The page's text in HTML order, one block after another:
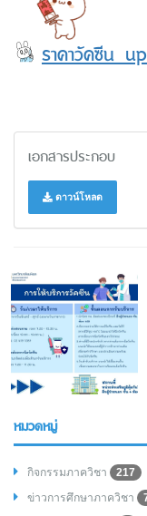
ราคาวัคซีน
เอกสารประกอบ
ดาวน์โหลด
หมวดหมู่
กิจกรรมภาควิชา
217
ข่าวการศึกษาภาควิชา